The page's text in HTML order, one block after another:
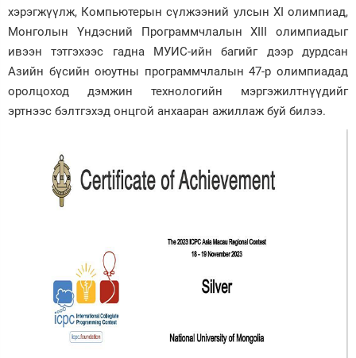
хэрэгжүүлж, Компьютерын сүлжээний улсын XI олимпиад,
Монголын Үндэсний Программчлалын XIII олимпиадыг
ивээн тэтгэхээс гадна МУИС-ийн багийг дээр дурдсан
Азийн бүсийн оюутны программчлалын 47-р олимпиадад
оролцоход дэмжин технологийн мэргэжилтнүүдийг
эртнээс бэлтгэхэд онцгой анхааран ажиллаж буй билээ.